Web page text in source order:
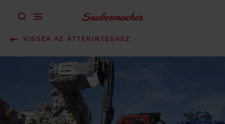
VISSZA AZ ÁTTEKINTÉSHEZ